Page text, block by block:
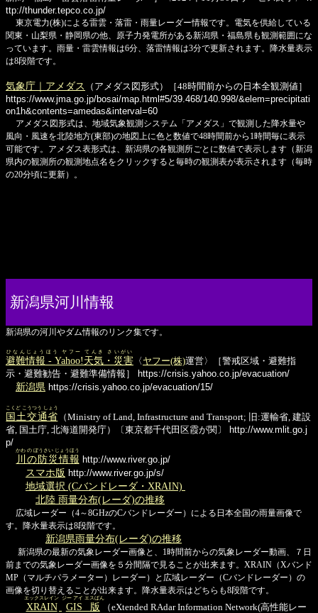
ttp://thunder.tepco.co.jp/
東京電力(株)による雷雲・落雷・雨量レーダー情報です。電気を供給している
関東・山梨県・静岡県の他、原子力発電所がある新潟県・福島県も観測範囲にな
っています。雨量・雷雲情報は6分、落雷情報は3分で更新されます。降水量表示
は8段階です。
気象庁｜アメダス
（アメダス図形式）［48時間前からの日本全観測値］
https://www.jma.go.jp/bosai/map.html#5/39.468/140.998/&elem=precipitati
on1h&contents=amedas&interval=60
アメダス図形式は、地域気象観測システム「アメダス」で観測した降水量や
風向・風速を北陸地方(東部)の地図上に色と数値で48時間前から1時間毎に表示
可能です。アメダス表形式は、新潟県の各観測所ごとに数値で表示します（新潟
県内の観測所の観測地点名をクリックすると毎時の観測表が表示されます（毎時
の20分頃に更新）。
新潟県河川情報
新潟県の河川やダム情報のリンク集です。
避難情報 - Yahoo!天気・災害
ひなんじょうほう ヤフー てんき さいがい
〈 ヤフー(株)運営〉［警戒区域・避難指
示・避難勧告・避難準備情報］
https://crisis.yahoo.co.jp/evacuation/
新潟県 https://crisis.yahoo.co.jp/evacuation/15/
国土交通省
こくど こうつう しょう
（Ministry of Land, Infrastructure and Transport; 旧:運輸省, 建設
省, 国土庁, 北海道開発庁）〔東京都千代田区霞が関〕
http://www.mlit.go.j
p/
川の防災情報
かわ の ぼうさい じょうほう
http://www.river.go.jp/
スマホ版 http://www.river.go.jp/s/
地域選択 (Cバンドレーダ・XRAIN)
北陸 雨量分布(レーダ)の推移
広域レーダー（4～8GHzのCバンドレーダー）による日本全国の雨量画像で
す。降水量表示は8段階です。
新潟県雨量分布(レーダ)の推移
新潟県の最新の気象レーダー画像と、1時間前からの気象レーダー動画、７日
前までの気象レーダー画像を５分間隔で見ることが出来ます。XRAIN（Xバンド
MP（マルチパラメーター）レーダー）と広域レーダー（Cバンドレーダー）の
画像を切り替えることが出来ます。降水量表示はどちらも8段階です。
XRAIN
エックスレイン
GIS版
ジー アイ エスばん
（eXtended RAdar Information Network(高性能レー